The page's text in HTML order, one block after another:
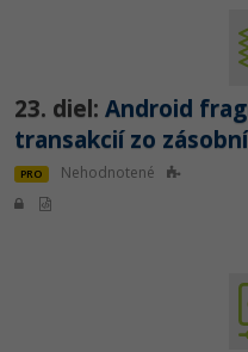
23. diel: Android
transakcií zo
PRO Nehodnotené